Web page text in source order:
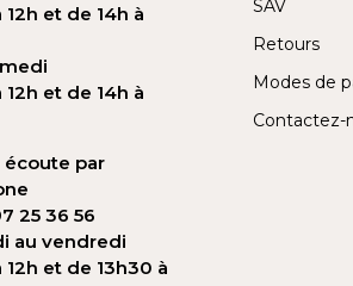
12h et de 14h à
12h et de 14h à
écoute par
25 36 56
au vendredi
12h et de 13h30 à
SAV
Retours
Modes de
Contactez-